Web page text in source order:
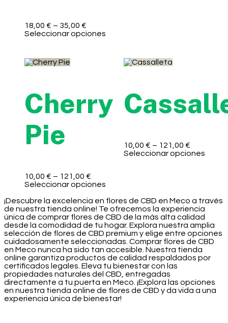
18,00 € – 35,00 €
Seleccionar opciones
Cherry
Pie
10,00 € – 121,00 €
Seleccionar opciones
10,00 € – 121,00 €
Seleccionar opciones
¡Descubre la excelencia en flores de CBD en Meco a través
de nuestra tienda online! Te ofrecemos la experiencia
única de comprar flores de CBD de la más alta calidad
desde la comodidad de tu hogar. Explora nuestra amplia
selección de flores de CBD premium y elige entre opciones
cuidadosamente seleccionadas. Comprar flores de CBD
en Meco nunca ha sido tan accesible. Nuestra tienda
online garantiza productos de calidad respaldados por
certificados legales. Eleva tu bienestar con las
propiedades naturales del CBD, entregadas
directamente a tu puerta en Meco. ¡Explora las opciones
en nuestra tienda online de flores de CBD y da vida a una
experiencia única de bienestar!